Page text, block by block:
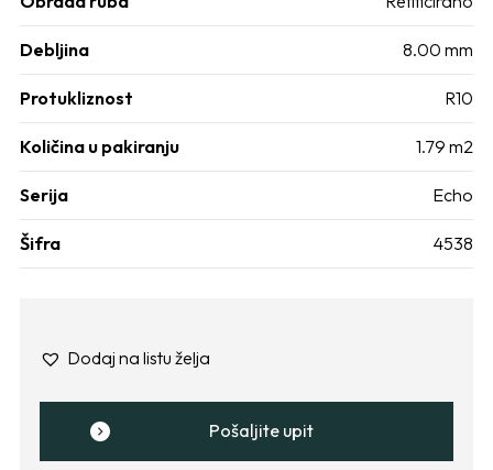
Debljina 8.00 mm
Protukliznost R10
Količina u pakiranju 1.79 m2
Serija Echo
Šifra 4538
Dodaj na listu želja
Pošaljite upit